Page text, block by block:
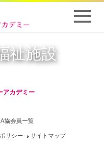
祉施設
アカデミー
協会員一覧
リシー サイトマップ